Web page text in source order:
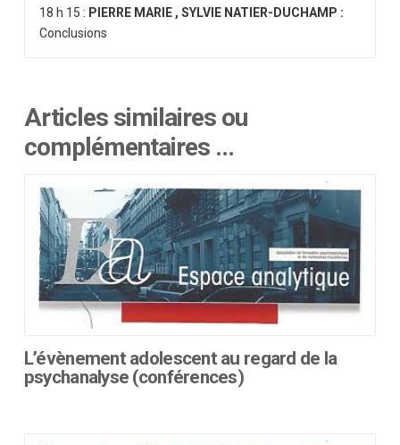
18 h 15 : PIERRE MARIE , SYLVIE NATIER-DUCHAMP :
Conclusions
Articles similaires ou
complémentaires …
L’évènement adolescent au regard de la
psychanalyse (conférences)